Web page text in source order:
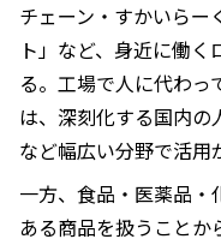
チェーン・すかいらー
ト」など、身近に働
る。工場で人に代わっ
は、深刻化する国内
など幅広い分野で活用
一方、食品・医薬品
ある商品を扱うこと